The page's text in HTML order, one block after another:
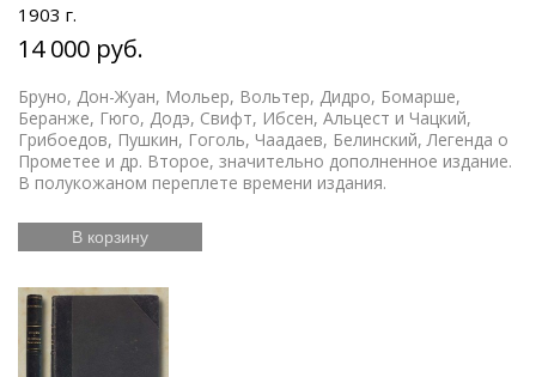
1903 г.
14 000 руб.
Бруно, Дон-Жуан, Мольер, Вольтер, Дидро, Бомарше,
Беранже, Гюго, Додэ, Свифт, Ибсен, Альцест и Чацкий,
Грибоедов, Пушкин, Гоголь, Чаадаев, Белинский, Легенда о
Прометее и др. Второе, значительно дополненное издание.
В полукожаном переплете времени издания.
В корзину